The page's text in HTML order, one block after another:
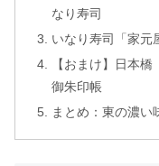
なり寿司
いなり寿司「家元
【おまけ】日本
御朱印帳
まとめ：東の濃い